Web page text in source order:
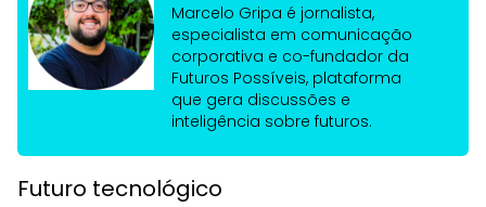
Marcelo Gripa é jornalista,
especialista em comunicação
corporativa e co-fundador da
Futuros Possíveis, plataforma
que gera discussões e
inteligência sobre futuros.
Futuro tecnológico